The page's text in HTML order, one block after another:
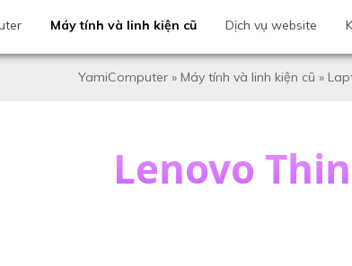
Máy tính và linh kiện cũ Dịch vụ website
YamiComputer» Máy tính và linh kiện cũ »
Lenovo